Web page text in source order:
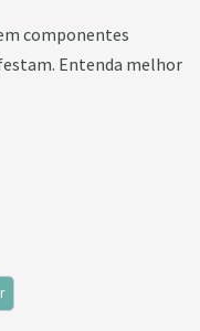
componentes
Entenda melhor